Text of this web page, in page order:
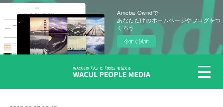
Ameba Owndで
あなただけのホームページやブログをつ
くろう
今すぐ試す